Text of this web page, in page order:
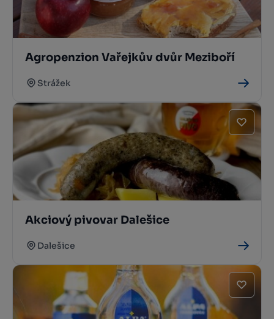
Agropenzion Vařejkův dvůr Meziboří
Strážek
Akciový pivovar Dalešice
Dalešice